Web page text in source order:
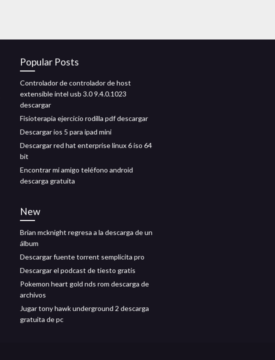
Popular Posts
Controlador de controlador de host
extensible intel usb 3.0 9.4.0.1023
descargar
Fisioterapia ejercicio rodilla pdf descargar
Descargar ios 5 para ipad mini
Descargar red hat enterprise linux 6 iso 64
bit
Encontrar mi amigo teléfono android
descarga gratuita
New
Brian mcknight regresa a la descarga de un
álbum
Descargar fuente torrent semplicita pro
Descargar el podcast de tiesto gratis
Pokemon heart gold nds rom descarga de
archivos
Jugar tony hawk underground 2 descarga
gratuita de pc